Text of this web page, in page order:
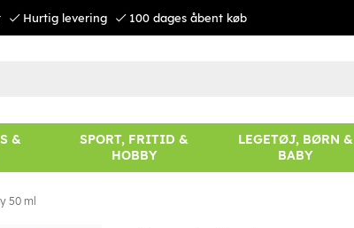
Hurtig levering 100 dages åbent køb
&
SPORT, FRITID &
HOBBY
LEGETØJ, BØRN &
BABY
50 ml